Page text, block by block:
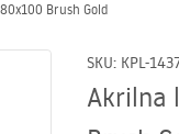
Brush Gold
SKU: KPL-
Akrilna